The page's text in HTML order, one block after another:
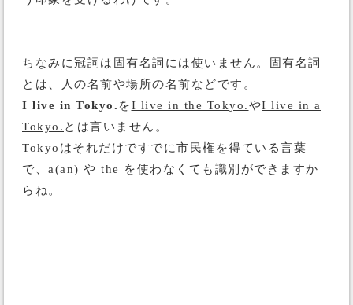
ちなみに冠詞は固有名詞には使いません。固有名詞
とは、人の名前や場所の名前などです。
I live in Tokyo. をI live in the Tokyo.やI live in a
Tokyo. とは言いません。
Tokyoはそれだけですでに市民権を得ている言葉
で、a(an) や the を使わなくても識別ができますか
らね。